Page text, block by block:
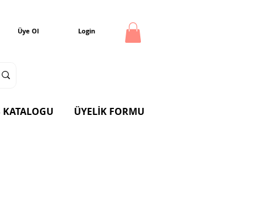
Üye Ol Login
KATALOGU ÜYELİK FORMU